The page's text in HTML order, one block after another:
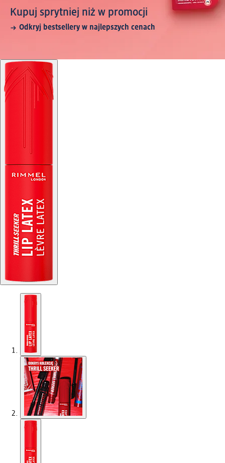
Kupuj sprytniej niż w promocji
Odkryj bestsellery w najlepszych cenach